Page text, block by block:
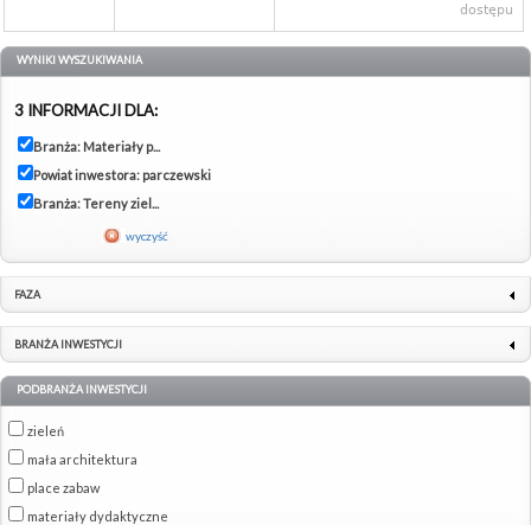
dostępu
WYNIKI WYSZUKIWANIA
3 INFORMACJI DLA:
Branża: Materiały p...
Powiat inwestora: parczewski
Branża: Tereny ziel...
wyczyść
FAZA
BRANŻA INWESTYCJI
PODBRANŻA INWESTYCJI
zieleń
mała architektura
place zabaw
materiały dydaktyczne